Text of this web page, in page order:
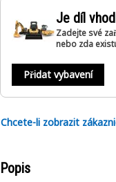
Je díl
Zadejte své
nebo zda
Přidat vybavení
Chcete-li zobrazit
Popis